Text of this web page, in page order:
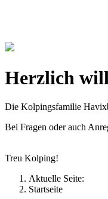
Herzlich
Die Kolpingsfamilie
Bei Fragen oder auch
Treu Kolping!
Aktuelle Seite:
Startseite